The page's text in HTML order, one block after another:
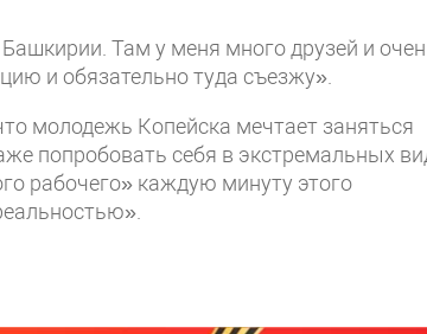
Там у меня много друзей и
и обязательно туда съезжу».
молодежь Копейска мечтает заняться
попробовать себя в экстремальных
рабочего» каждую минуту этого